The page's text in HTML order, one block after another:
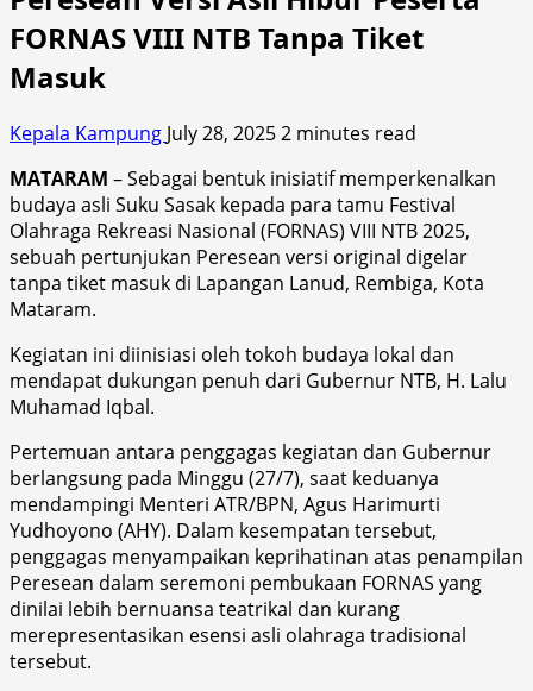
FORNAS VIII NTB Tanpa Tiket
Masuk
Kepala Kampung July 28, 20252 minutes read
MATARAM – Sebagai bentuk inisiatif memperkenalkan
budaya asli Suku Sasak kepada para tamu Festival
Olahraga Rekreasi Nasional (FORNAS) VIII NTB 2025,
sebuah pertunjukan Peresean versi original digelar
tanpa tiket masuk di Lapangan Lanud, Rembiga, Kota
Mataram.
Kegiatan ini diinisiasi oleh tokoh budaya lokal dan
mendapat dukungan penuh dari Gubernur NTB, H. Lalu
Muhamad Iqbal.
Pertemuan antara penggagas kegiatan dan Gubernur
berlangsung pada Minggu (27/7), saat keduanya
mendampingi Menteri ATR/BPN, Agus Harimurti
Yudhoyono (AHY). Dalam kesempatan tersebut,
penggagas menyampaikan keprihatinan atas penampilan
Peresean dalam seremoni pembukaan FORNAS yang
dinilai lebih bernuansa teatrikal dan kurang
merepresentasikan esensi asli olahraga tradisional
tersebut.